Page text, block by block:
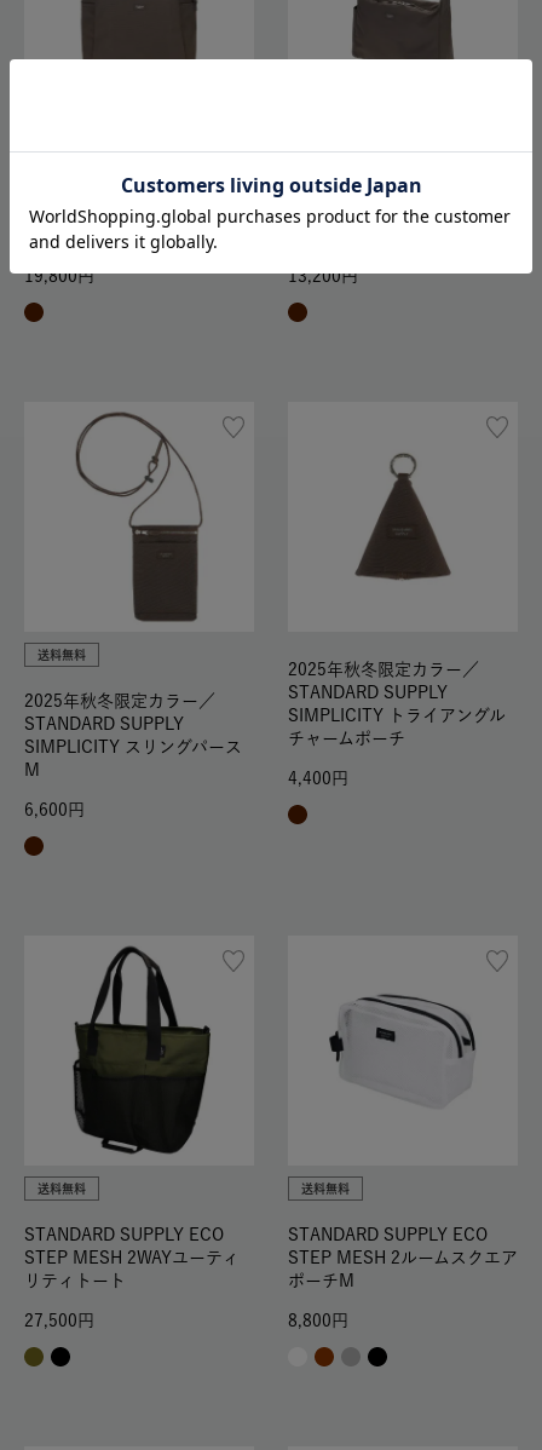
STANDARD SUPPLY
SIMPLICITY 2WAYフォールド
トート
19,800
STANDARD SUPPLY
SIMPLICITY トライアングル
13,200
送料無料
2025年秋冬限定カラー／
STANDARD SUPPLY
SIMPLICITY スリングパース
M
6,600
2025年秋冬限定カラー／
STANDARD SUPPLY
SIMPLICITY トライアングル
チャームポーチ
4,400
送料無料
STANDARD SUPPLY ECO
STEP MESH 2WAYユーティ
リティトート
27,500
送料無料
STANDARD SUPPLY ECO
STEP MESH 2ルームスクエア
ポーチM
8,800